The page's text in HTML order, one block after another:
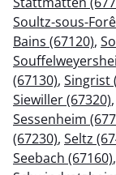
Soultz-sous-
Bains (67120),
(67130), Singrist
Siewiller (67320),
Sessenheim
(67230), Seltz
Seebach (67160),